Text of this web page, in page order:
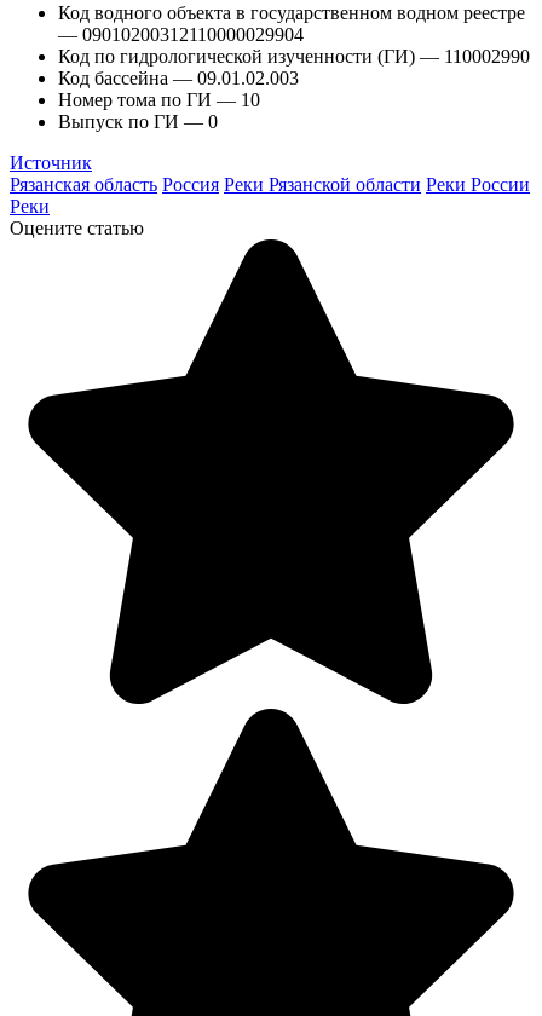
Код водного объекта в государственном водном реестре
— 09010200312110000029904
Код по гидрологической изученности (ГИ) — 110002990
Код бассейна — 09.01.02.003
Номер тома по ГИ — 10
Выпуск по ГИ — 0
Источник
Рязанская область Россия Реки Рязанской области Реки России
Реки
Оцените статью